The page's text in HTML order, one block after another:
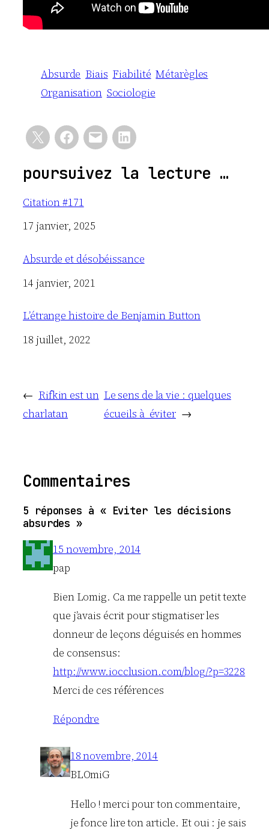
Absurde Biais Fiabilité Métarègles
Organisation Sociologie
poursuivez la lecture …
Citation #171
Date
17 janvier, 2025
Absurde et désobéissance
Date
14 janvier, 2021
L’étrange histoire de Benjamin Button
Date
18 juillet, 2022
← Rifkin est un
charlatan
Le sens de la vie : quelques
écueils à éviter →
Commentaires
5 réponses à « Eviter les décisions
absurdes »
15 novembre, 2014
pap
Bien Lomig. Ca me rappelle un petit texte
que j’avais écrit pour stigmatiser les
donneur de leçons déguisés en hommes
de consensus:
http://www.iocclusion.com/blog/?p=3228
Merci de ces références
Répondre
18 novembre, 2014
BLOmiG
Hello ! merci pour ton commentaire,
je fonce lire ton article. Et oui : je sais